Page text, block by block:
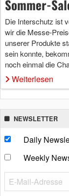
Sommer-
Die Interschutz ist
wir die Messe-
unserer Produkte
sein konnte,
noch einmal die
Weiterlesen
NEWSLETTER
Daily
Weekly